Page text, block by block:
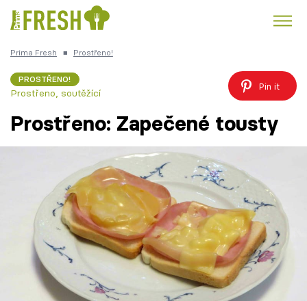
Česká kuchyně
Témata
Recepty
Články
TV Program
Prima Fresh ■ Prostřeno!
PROSTŘENO!
Prostřeno, soutěžící
Pin it
Prostřeno: Zapečené tousty